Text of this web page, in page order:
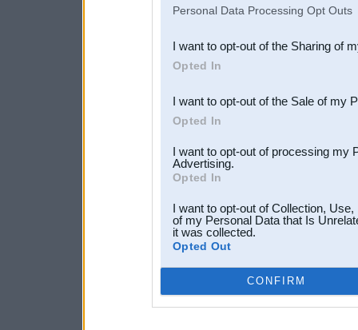
Downstream Participants
third parties.
Personal Data Processing Opt Outs
I want to opt-out of the Sharing of
Opted In
I want to opt-out of the Sale of my
Opted In
I want to opt-out of processing my
Advertising.
Opted In
I want to opt-out of Collection,
of my Personal Data that Is
it was collected.
Opted Out
CONFIRM